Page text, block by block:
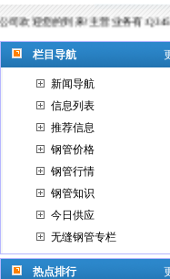
欢迎您的到来!主营业务有
栏目导航
新闻导航
信息列表
推荐信息
钢管价格
钢管行情
钢管知识
今日供应
无缝钢管专栏
热点排行